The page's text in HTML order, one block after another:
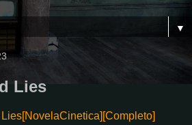
▼
Lies